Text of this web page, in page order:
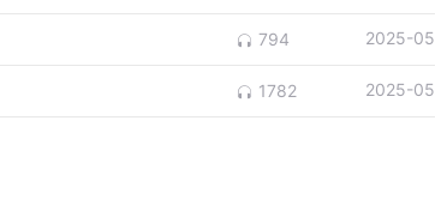
794 2025-05
1782 2025-05